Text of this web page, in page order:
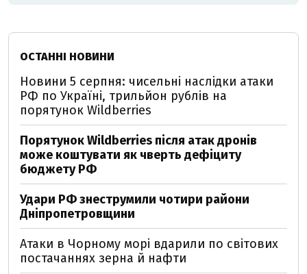
ОСТАННІ НОВИНИ
Новини 5 серпня: чисельні наслідки атаки
РФ по Україні, трильйон рублів на
порятунок Wildberries
Порятунок Wildberries після атак дронів
може коштувати як чверть дефіциту
бюджету РФ
Удари РФ знеструмили чотири райони
Дніпропетровщини
Атаки в Чорному морі вдарили по світових
постачаннях зерна й нафти